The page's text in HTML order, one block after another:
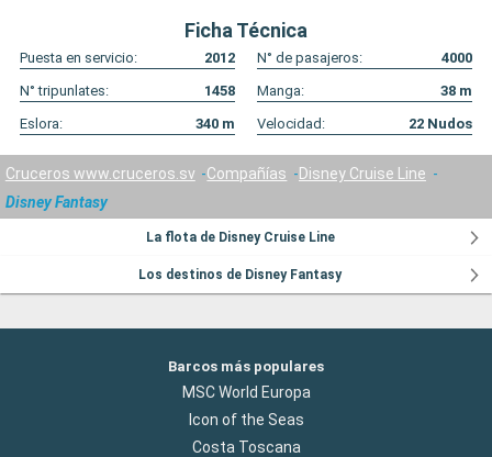
Ficha Técnica
Puesta en servicio: 2012 N° de pasajeros:
4000
N° tripunlates:
1458 Manga: 38 m
Eslora:
340 m Velocidad: 22 Nudos
Cruceros www.cruceros.sv Compañías
Disney Cruise Line
Disney Fantasy
La flota de Disney Cruise Line
Los destinos de Disney Fantasy
Barcos más populares
MSC World Europa
Icon of the Seas
Costa Toscana